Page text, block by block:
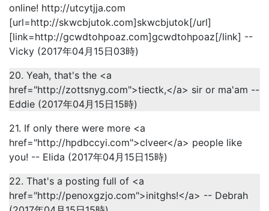
online! http://utcytjja.com
[url=http://skwcbjutok.com]skwcbjutok[/url]
[link=http://gcwdtohpoaz.com]gcwdtohpoaz[/link] --
Vicky (2017年04月15日03時)
20. Yeah, that's the <a
href="http://zottsnyg.com">tiectk,</a> sir or ma'am --
Eddie (2017年04月15日15時)
21. If only there were more <a
href="http://hpdbccyi.com">clveer</a> people like
you! -- Elida (2017年04月15日15時)
22. That's a posting full of <a
href="http://penoxgzjo.com">initghs!</a> -- Debrah